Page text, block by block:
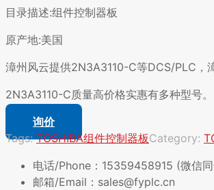
目录描述:组件控制器板
原产地:美国
漳州风云提供2N3A3110-C等DCS/PLC，
2N3A3110-C质量高价格实惠有多种型号。
询价
Tags:TOSHIBA组件控制器板Category:
电话/Phone：15359458915 (微信
邮箱/Email：sales@fyplc.cn